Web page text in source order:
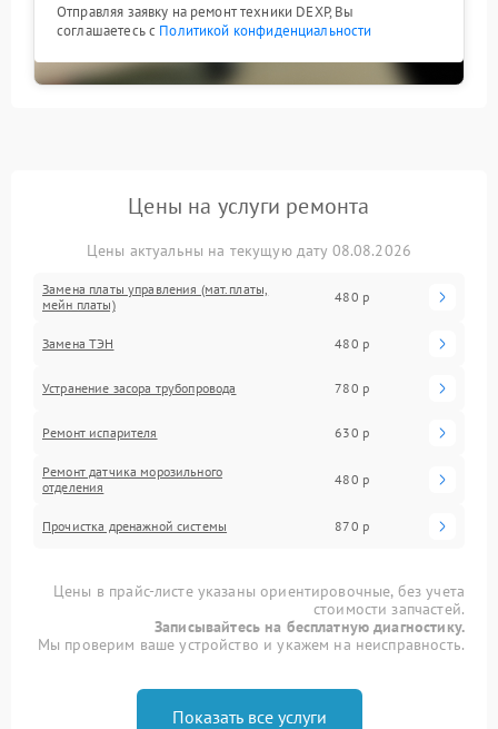
Отправляя заявку на ремонт техники DEXP, Вы
соглашаетесь с Политикой конфиденциальности
Цены на услуги ремонта
Цены актуальны на текущую дату 08.08.2026
Замена платы управления (мат.платы,
мейн платы)
480 р
Замена ТЭН 480 р
Устранение засора трубопровода 780 р
Ремонт испарителя 630 р
Ремонт датчика морозильного
отделения
480 р
Прочистка дренажной системы 870 р
Цены в прайс-листе указаны ориентировочные, без учета
стоимости запчастей.
Записывайтесь на бесплатную диагностику.
Мы проверим ваше устройство и укажем на неисправность.
Показать все услуги